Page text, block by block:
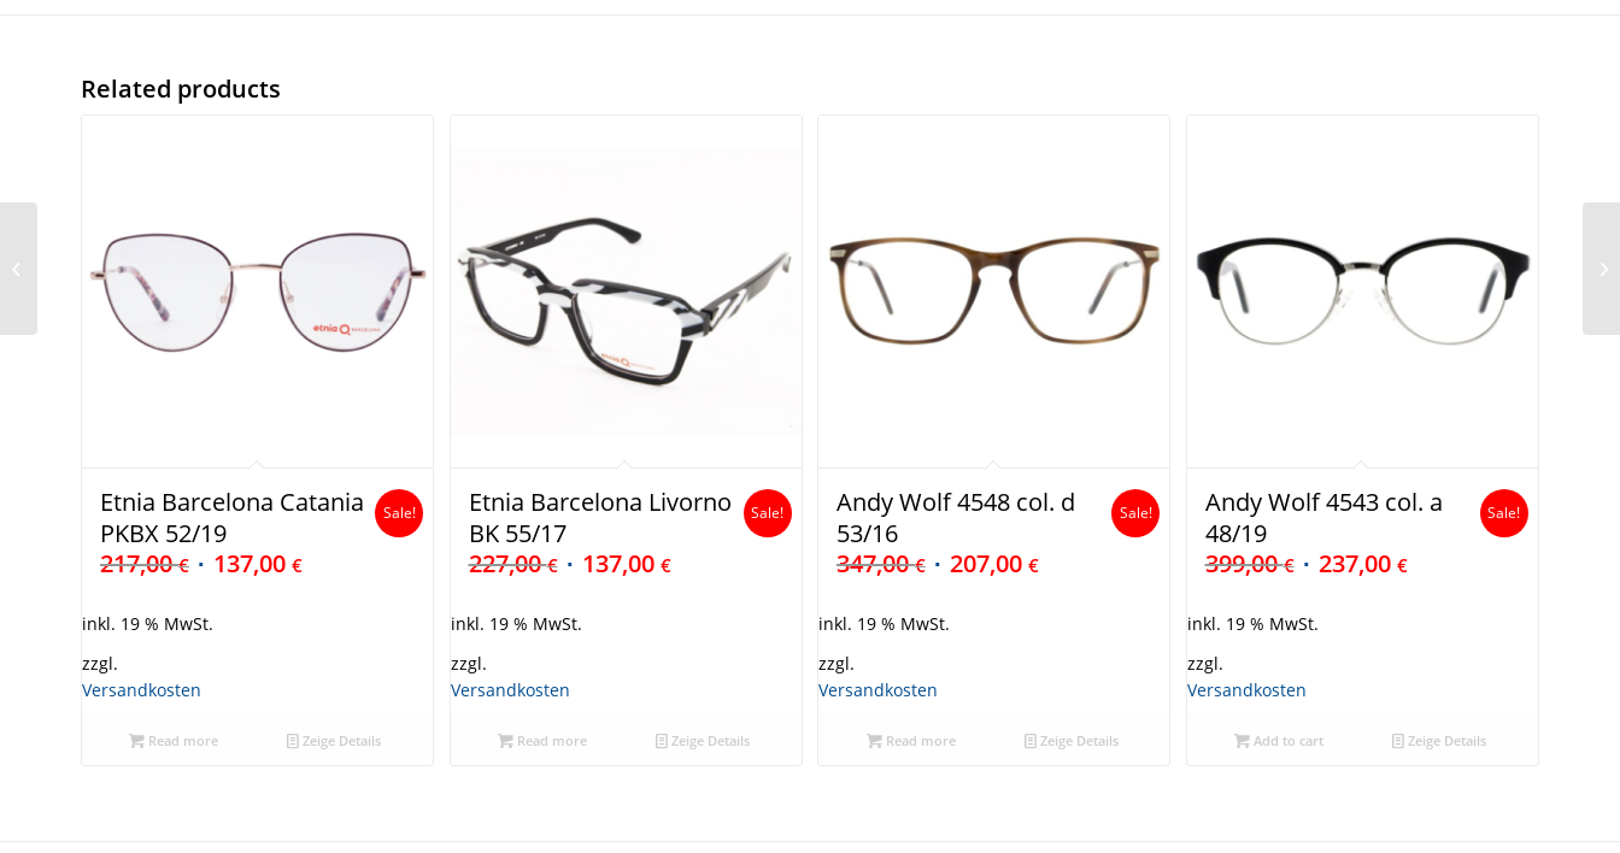
Related products
Etnia Barcelona Catania
PKBX 52/19
217,00€ 137,00 €
Sale!
inkl. 19 % MwSt.
zzgl.
Versandkosten
Read more Zeige Details
Etnia Barcelona Livorno
BK 55/17
227,00€ 137,00 €
Sale!
inkl. 19 % MwSt.
zzgl.
Versandkosten
Read more Zeige Details
Andy Wolf 4548 col. d
53/16
347,00€ 207,00€
Sale!
inkl. 19 % MwSt.
zzgl.
Versandkosten
Read more Zeige Details
Andy Wolf 4543 col. a
48/19
399,00€ 237,00 €
Sale!
inkl. 19 % MwSt.
zzgl.
Versandkosten
Add to cart Zeige Details
S.Oliver 99805 col. 600